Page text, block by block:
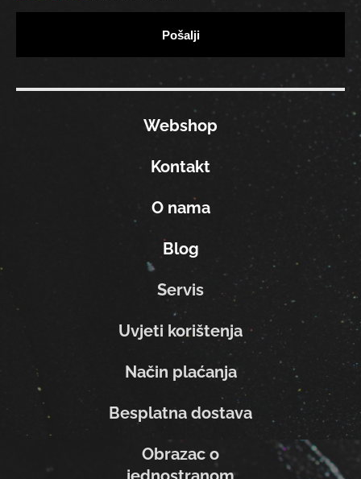
Webshop
Kontakt
O nama
Blog
Servis
Uvjeti korištenja
Način plaćanja
Besplatna dostava
Obrazac o